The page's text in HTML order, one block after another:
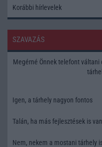
Korábbi hírlevelek
SZAVAZÁS
Megérné Önnek telefont
Igen, a tárhely nagyon fontos
Talán, ha más fejlesztések is
Nem, nekem a mostani tárhely